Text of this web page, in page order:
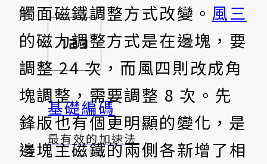
基礎編碼
最有效的加速法
觸面磁鐵調整方式改變。 風三
的磁力調整方式是在邊塊，要
調整 24 次，而風四則改成角
塊調整，需要調整 8 次。先
鋒版也有個更明顯的變化，是
邊塊主磁鐵的兩側各新增了相